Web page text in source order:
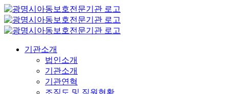
콘
텐
츠
기관소개
법인소개
기관소개
기관연혁
조직도 및 직원현황